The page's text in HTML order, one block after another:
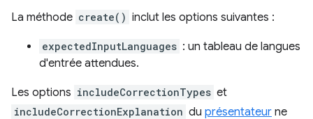
La méthode create() inclut les options suivantes :
expectedInputLanguages : un tableau de langues
d'entrée attendues.
Les options includeCorrectionTypes et
includeCorrectionExplanation du présentateur ne